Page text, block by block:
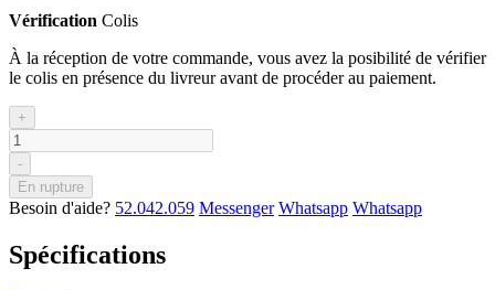
Vérification Colis
À la réception de votre commande, vous avez la posibilité de vérifier
le colis en présence du livreur avant de procéder au paiement.
+
-
En rupture
Besoin d'aide? 52.042.059 Messenger Whatsapp Whatsapp
Spécifications